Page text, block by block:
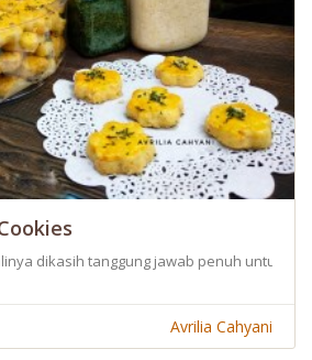
dikasih tanggung jawab penuh untuk
Avrilia Cahyani